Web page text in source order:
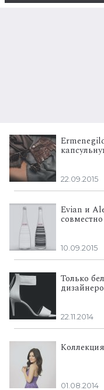
22.09.2015
Evian и
10.09.2015
Только
22.11.2014
01.08.2014